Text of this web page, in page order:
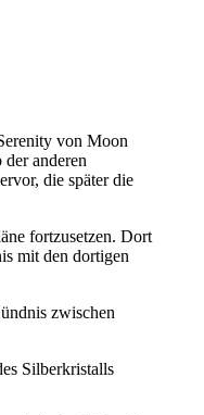
von Moon
anderen
die später die
fortzusetzen. Dort
mit den dortigen
zwischen
Silberkristalls